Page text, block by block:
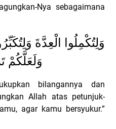
Nya sebagaimana
وَلِتُكْمِلُوا الْعِدَّةَ
وَلَعَلَّكُمْ
bilangannya dan
Allah atas petunjuk-
agar kamu bersyukur.”